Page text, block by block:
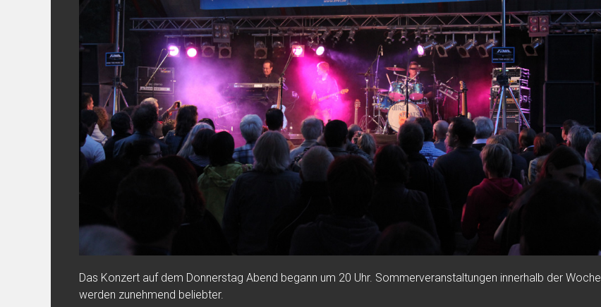
Das Konzert auf dem Donnerstag Abend begann um 20 Uhr. Sommerveranstaltungen innerhalb der Woche
werden zunehmend beliebter.